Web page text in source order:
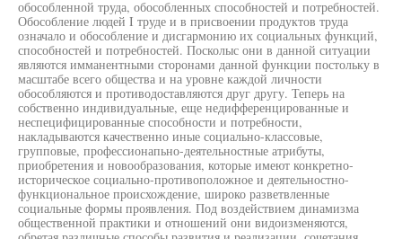
обособленной труда, обособленных способностей и потребностей.
Обособление людей I труде и в присвоении продуктов труда
означало и обособление и дисгармонию их социальных функций,
способностей и потребностей. Посколыс они в данной ситуации
являются имманентными сторонами данной функции постольку в
масштабе всего общества и на уровне каждой личности
обособляются и противодоставляются друг другу. Теперь на
собственно индивидуальные, еще недифференцированные и
неспецифицированные способности и потребности,
накладываются качественно иные социально-классовые,
групповые, профессионапьно-деятельностные атрибуты,
приобретения и новообразования, которые имеют конкретно-
историческое социально-противоположное и деятельностно-
функциональное происхождение, широко разветвленные
социальные формы проявления. Под воздействием динамизма
общественной практики и отношений они видоизменяются,